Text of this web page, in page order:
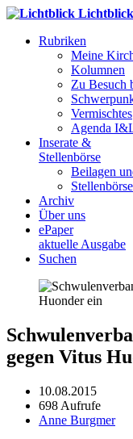
Lichtblick
Rubriken
Meine
Kolumnen
Zu Besuch
Vermischtes
Agenda
Inserate &
Stellenbörse
Beilagen
Stellenbörse
Archiv
Über uns
ePaper
aktuelle Ausgabe
Suchen
gegen Vitus
10.08.2015
698 Aufrufe
Anne Burgmer